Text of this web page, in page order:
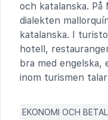
och katalanska. På
dialekten
katalanska. I
hotell,
bra med
inom turismen
EKONOMI OCH